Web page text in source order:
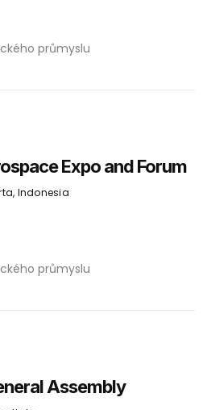
průmyslu
Expo and Forum
Indonesia
průmyslu
Assembly